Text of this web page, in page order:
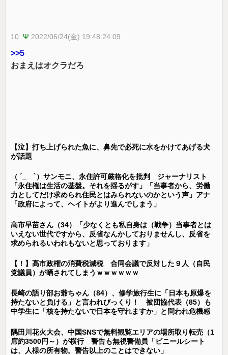
10: Ψ 2022/06/24(金) 19:48:24.09
>>5
おまえはオクラだろ
【泣】打ち上げられた魚に、鼻先で必死に水をかけてあげる犬
が話題
（ ´_ゝ`）サンモニ、永住許可厳格化を批判 ジャーナリスト
「永住権は生活の基盤。それを揺るがす」「当事者から、労働
力としてだけ求められ住民とはみられないのかという声」アナ
「政府によって、ヘイトがより進んでしまう」
高市早苗さん（34）「少なくとも私自身は（戦争）当事者とは
いえない世代ですから、反省なんかしておりませんし、反省を
求められるいわれもないと思っております」
【！】高市政権の消費税減税 合同会議で反対した９人（自民
党議員）が晒されてしまうｗｗｗｗｗｗ
長崎の語り部お爺ちゃん（84）、修学旅行生に「日本も原爆を
持たないと負ける」と言われびっくり！ 被団協代表（85）も
中学生に「核を持たないで日本を守れますか」と問われ危機感
隅田川花火大会、中国SNSで無料観覧エリアの場所取り転売（1
席約3500円～）が横行 警告も無視警備員「ビニールシート
は、人様の所有物。警告以上のことはできない」